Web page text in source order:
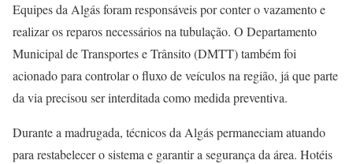
Equipes da Algás foram responsáveis por conter o vazamento e
realizar os reparos necessários na tubulação. O Departamento
Municipal de Transportes e Trânsito (DMTT) também foi
acionado para controlar o fluxo de veículos na região, já que parte
da via precisou ser interditada como medida preventiva.
Durante a madrugada, técnicos da Algás permaneciam atuando
para restabelecer o sistema e garantir a segurança da área. Hotéis